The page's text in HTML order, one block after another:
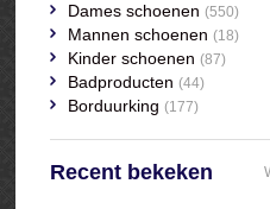
Dames schoenen (550)
Mannen schoenen (18)
Kinder schoenen (87)
Badproducten (44)
Borduurking (177)
Recent bekeken